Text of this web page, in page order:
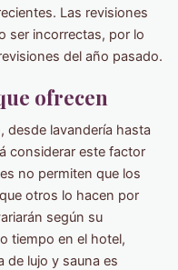
Las revisiones
ser incorrectas, por lo
del año pasado.
ofrecen
desde lavandería hasta
considerar este factor
no permiten que los
otros lo hacen por
según su
tiempo en el hotel,
de lujo y sauna es